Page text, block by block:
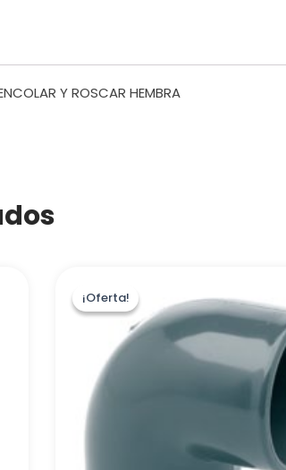
Y ROSCAR HEMBRA
¡Oferta!
¡Oferta!